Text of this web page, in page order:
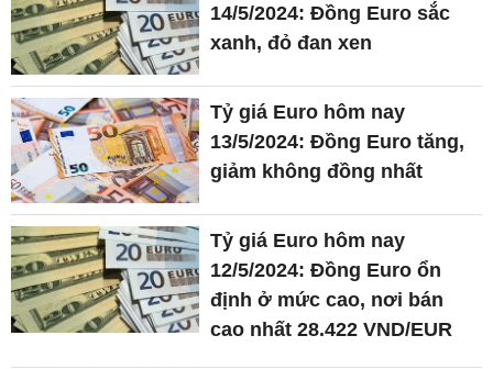
14/5/2024: Đồng Euro sắc
xanh, đỏ đan xen
Tỷ giá Euro hôm nay
13/5/2024: Đồng Euro tăng,
giảm không đồng nhất
Tỷ giá Euro hôm nay
12/5/2024: Đồng Euro ổn
định ở mức cao, nơi bán
cao nhất 28.422 VND/EUR